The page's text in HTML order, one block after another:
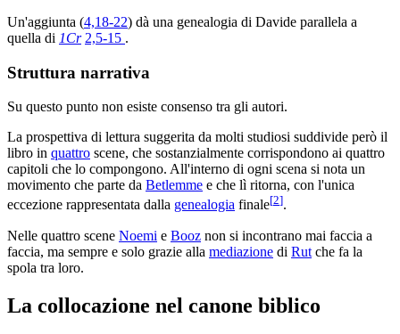
Un'aggiunta (4,18-22) dà una genealogia di Davide parallela a
quella di 1Cr 2,5-15 .
Struttura narrativa
Su questo punto non esiste consenso tra gli autori.
La prospettiva di lettura suggerita da molti studiosi suddivide però il
libro in quattro scene, che sostanzialmente corrispondono ai quattro
capitoli che lo compongono. All'interno di ogni scena si nota un
movimento che parte da Betlemme e che lì ritorna, con l'unica
eccezione rappresentata dalla genealogia finale[2].
Nelle quattro scene Noemi e Booz non si incontrano mai faccia a
faccia, ma sempre e solo grazie alla mediazione di Rut che fa la
spola tra loro.
La collocazione nel canone biblico